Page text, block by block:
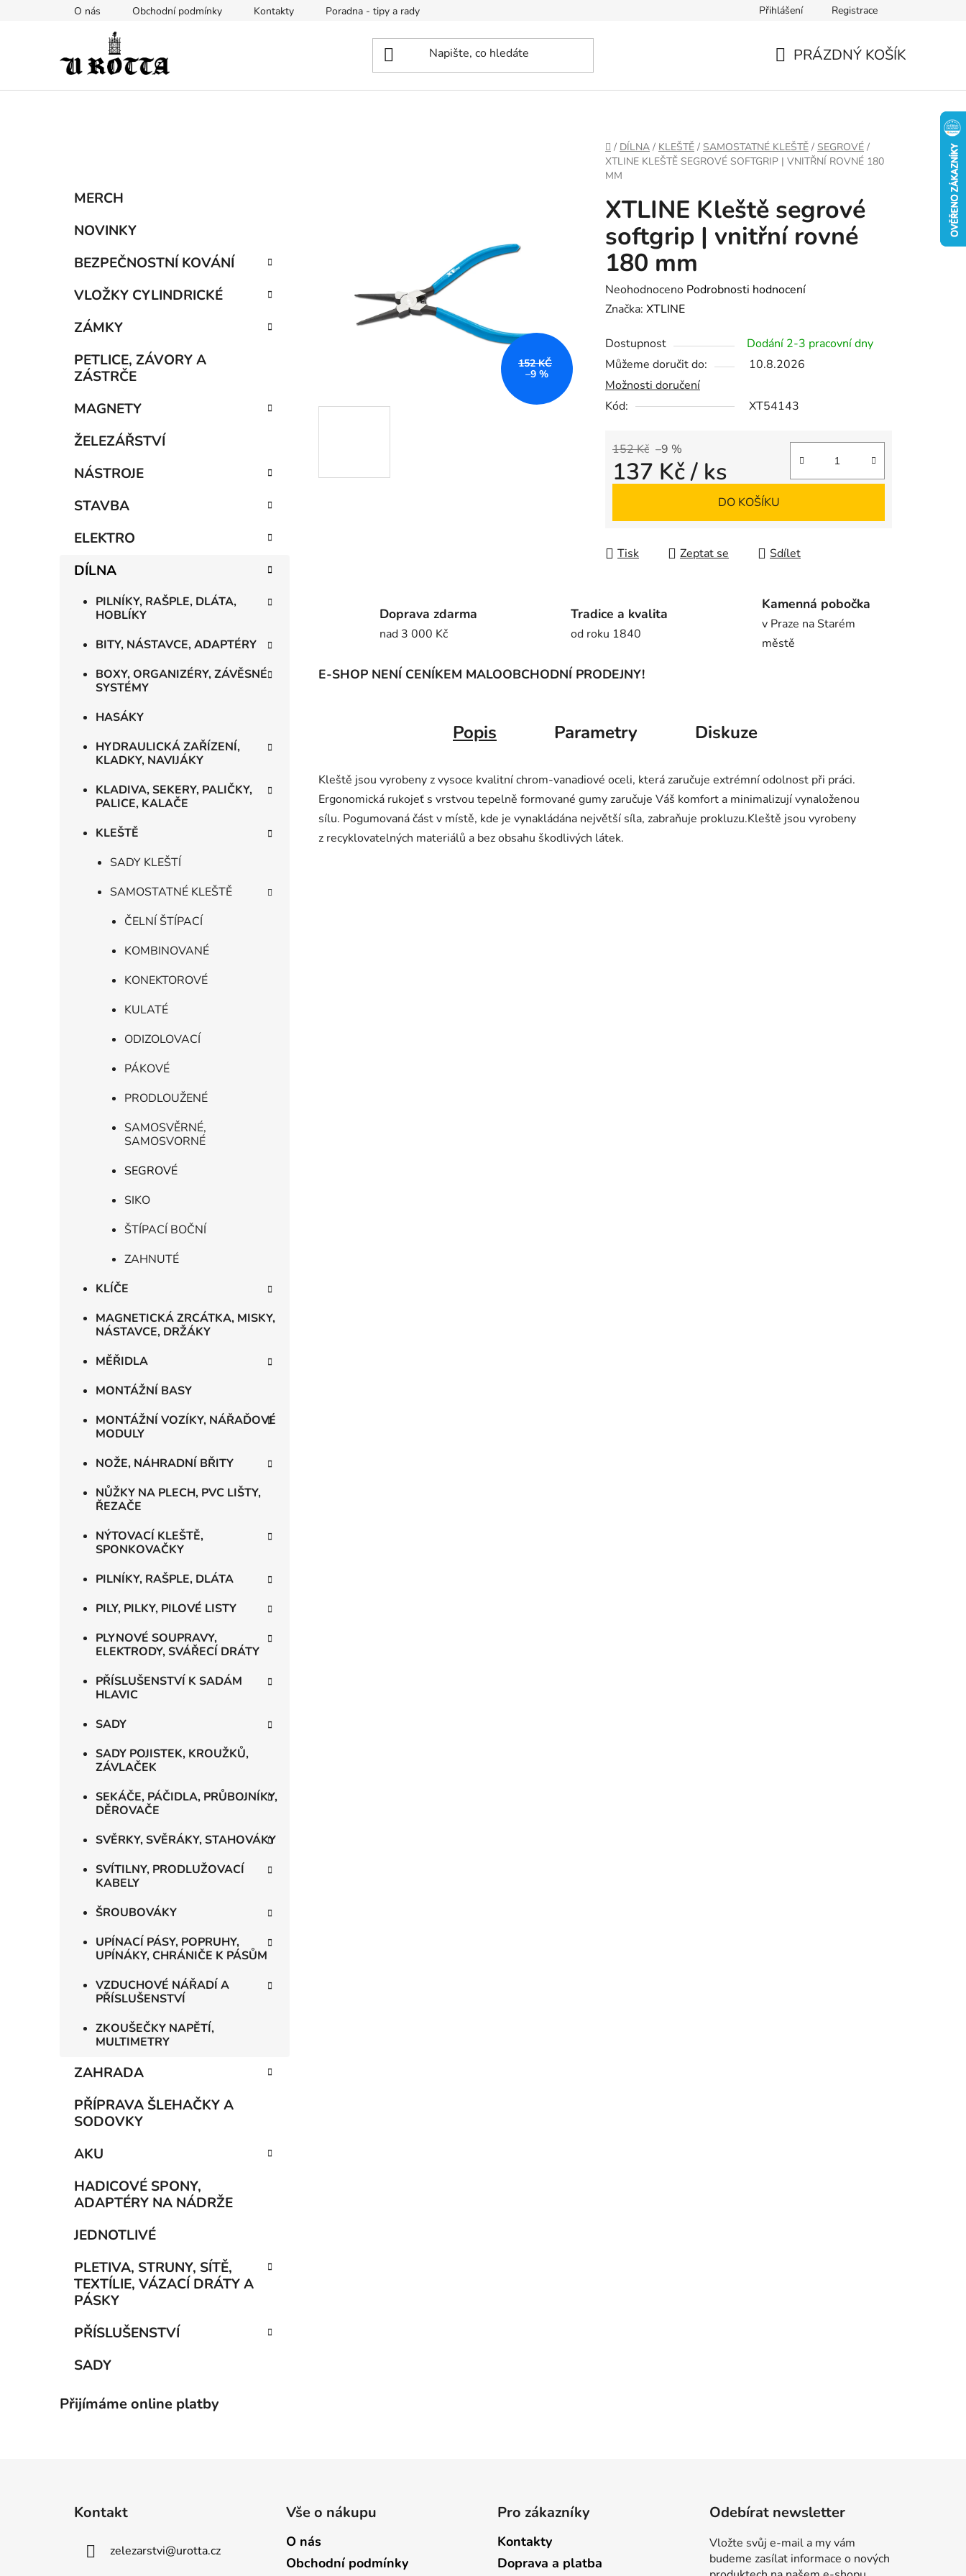
O nás Obchodní podmínky Kontakty Poradna - tipy a rady Přihlášení Registrace
PRÁZDNÝ KOŠÍK
DOMŮ
/ DÍLNA / KLEŠTĚ / SAMOSTATNÉ KLEŠTĚ / SEGROVÉ /
XTLINE KLEŠTĚ SEGROVÉ SOFTGRIP | VNITŘNÍ ROVNÉ 180
MM
Přeskočit
kategorie
MERCH
NOVINKY
BEZPEČNOSTNÍ KOVÁNÍ
VLOŽKY CYLINDRICKÉ
ZÁMKY
PETLICE, ZÁVORY A
ZÁSTRČE
MAGNETY
ŽELEZÁŘSTVÍ
NÁSTROJE
STAVBA
ELEKTRO
DÍLNA
PILNÍKY, RAŠPLE, DLÁTA,
HOBLÍKY
BITY, NÁSTAVCE, ADAPTÉRY
BOXY, ORGANIZÉRY, ZÁVĚSNÉ
SYSTÉMY
HASÁKY
HYDRAULICKÁ ZAŘÍZENÍ,
KLADKY, NAVIJÁKY
KLADIVA, SEKERY, PALIČKY,
PALICE, KALAČE
KLEŠTĚ
SADY KLEŠTÍ
SAMOSTATNÉ KLEŠTĚ
ČELNÍ ŠTÍPACÍ
KOMBINOVANÉ
KONEKTOROVÉ
KULATÉ
ODIZOLOVACÍ
PÁKOVÉ
PRODLOUŽENÉ
SAMOSVĚRNÉ,
SAMOSVORNÉ
SEGROVÉ
SIKO
ŠTÍPACÍ BOČNÍ
ZAHNUTÉ
KLÍČE
MAGNETICKÁ ZRCÁTKA, MISKY,
NÁSTAVCE, DRŽÁKY
MĚŘIDLA
MONTÁŽNÍ BASY
MONTÁŽNÍ VOZÍKY, NÁŘAĎOVÉ
MODULY
NOŽE, NÁHRADNÍ BŘITY
NŮŽKY NA PLECH, PVC LIŠTY,
ŘEZAČE
NÝTOVACÍ KLEŠTĚ,
SPONKOVAČKY
PILNÍKY, RAŠPLE, DLÁTA
PILY, PILKY, PILOVÉ LISTY
PLYNOVÉ SOUPRAVY,
ELEKTRODY, SVÁŘECÍ DRÁTY
PŘÍSLUŠENSTVÍ K SADÁM
HLAVIC
SADY
SADY POJISTEK, KROUŽKŮ,
ZÁVLAČEK
SEKÁČE, PÁČIDLA, PRŮBOJNÍKY,
DĚROVAČE
SVĚRKY, SVĚRÁKY, STAHOVÁKY
SVÍTILNY, PRODLUŽOVACÍ
KABELY
ŠROUBOVÁKY
UPÍNACÍ PÁSY, POPRUHY,
UPÍNÁKY, CHRÁNIČE K PÁSŮM
VZDUCHOVÉ NÁŘADÍ A
PŘÍSLUŠENSTVÍ
ZKOUŠEČKY NAPĚTÍ,
MULTIMETRY
ZAHRADA
PŘÍPRAVA ŠLEHAČKY A
SODOVKY
AKU
HADICOVÉ SPONY,
ADAPTÉRY NA NÁDRŽE
JEDNOTLIVÉ
PLETIVA, STRUNY, SÍTĚ,
TEXTÍLIE, VÁZACÍ DRÁTY A
PÁSKY
PŘÍSLUŠENSTVÍ
SADY
Přijímáme online platby
XTLINE Kleště segrové
softgrip | vnitřní rovné
180 mm
Průměrné
hodnocení
je
0,0
z
5
Neohodnoceno Podrobnosti hodnocení
Značka: XTLINE
Dostupnost
Dodání 2-3 pracovní dny
Můžeme doručit do:
10.8.2026
Možnosti doručení
Kód:
XT54143
152 Kč –9 %
137 Kč/ ks
DO KOŠÍKU
Tisk Zeptat se Sdílet
152 KČ
–9 %
Doprava zdarma
nad 3 000 Kč
Tradice a kvalita
od roku 1840
Kamenná pobočka
v Praze na Starém
městě
E-SHOP NENÍ CENÍKEM MALOOBCHODNÍ PRODEJNY!
Popis Parametry Diskuze
Kleště jsou vyrobeny z vysoce kvalitní chrom-vanadiové oceli, která zaručuje extrémní odolnost při práci.
Ergonomická rukojeť s vrstvou tepelně formované gumy zaručuje Váš komfort a minimalizují vynaloženou
sílu. Pogumovaná část v místě, kde je vynakládána největší síla, zabraňuje prokluzu.Kleště jsou vyrobeny
z recyklovatelných materiálů a bez obsahu škodlivých látek.
Kontakt
zelezarstvi@urotta.cz
Vše o nákupu
O nás
Obchodní podmínky
Pro zákazníky
Kontakty
Doprava a platba
Odebírat newsletter
Vložte svůj e-mail a my vám
budeme zasílat informace o nových